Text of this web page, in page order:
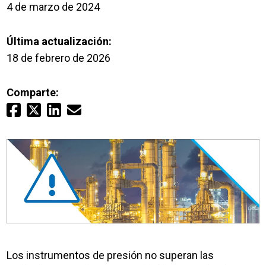
4 de marzo de 2024
Última actualización:
18 de febrero de 2026
Comparte:
Los instrumentos de presión no superan las